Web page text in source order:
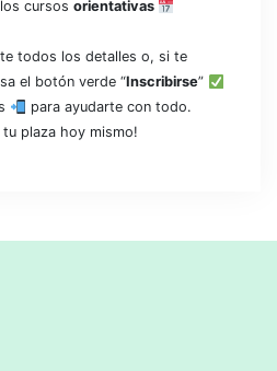
cursos orientativas
todos los detalles o, si te
el botón verde “Inscribirse”
para ayudarte con todo.
tu plaza hoy mismo!